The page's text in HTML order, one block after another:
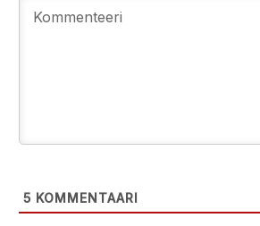
5 KOMMENTAARI